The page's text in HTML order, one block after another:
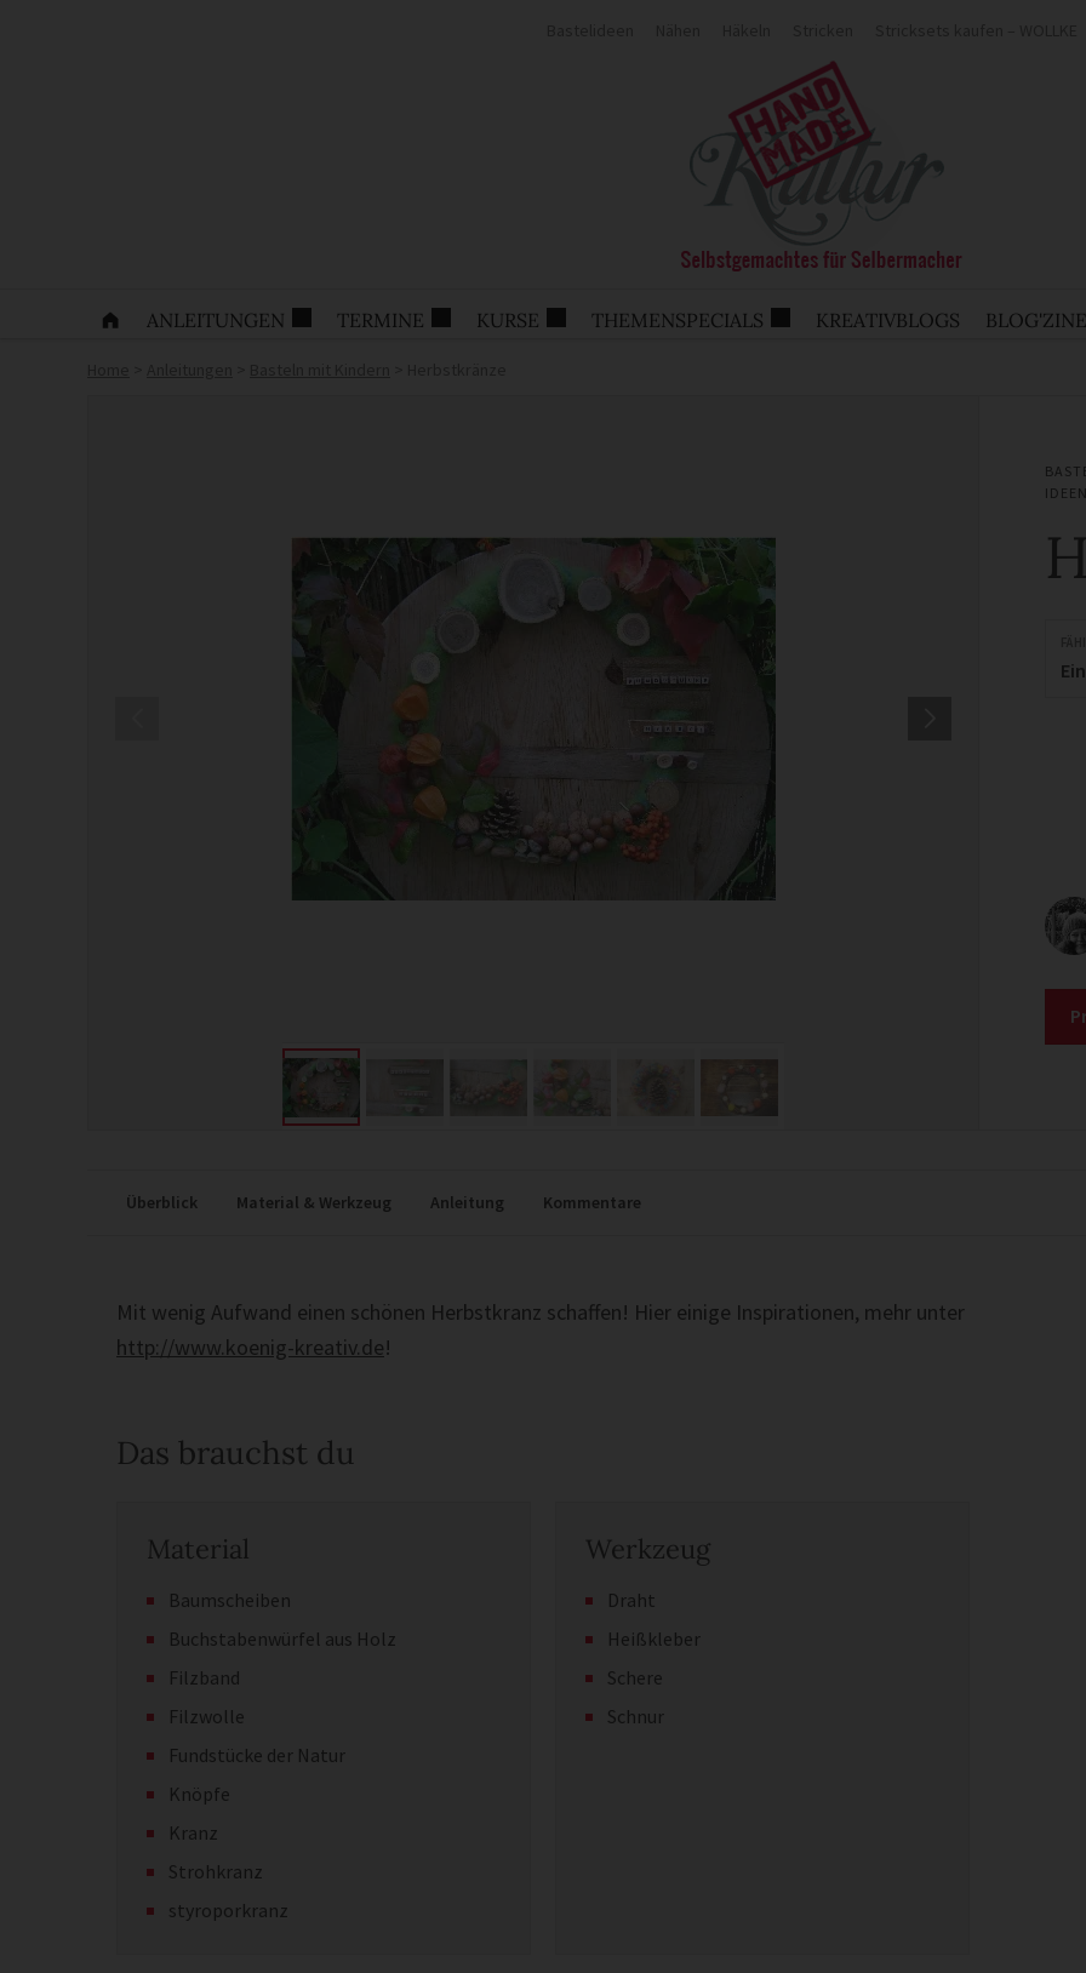
ANLEITUNGEN TERMINE KURSE THEMENSPECIALS KREATIVBLOGS BLOG'ZINE
IDEEN
Überblick Material & Werkzeug Anleitung Kommentare
Mit wenig Aufwand einen schönen Herbstkranz schaffen! Hier einige Inspirationen, mehr unter
http://www.koenig-kreativ.de!
Das brauchst du
Material
Baumscheiben
Buchstabenwürfel aus Holz
Filzband
Filzwolle
Fundstücke der Natur
Knöpfe
Kranz
Strohkranz
styroporkranz
Werkzeug
Draht
Heißkleber
Schere
Schnur